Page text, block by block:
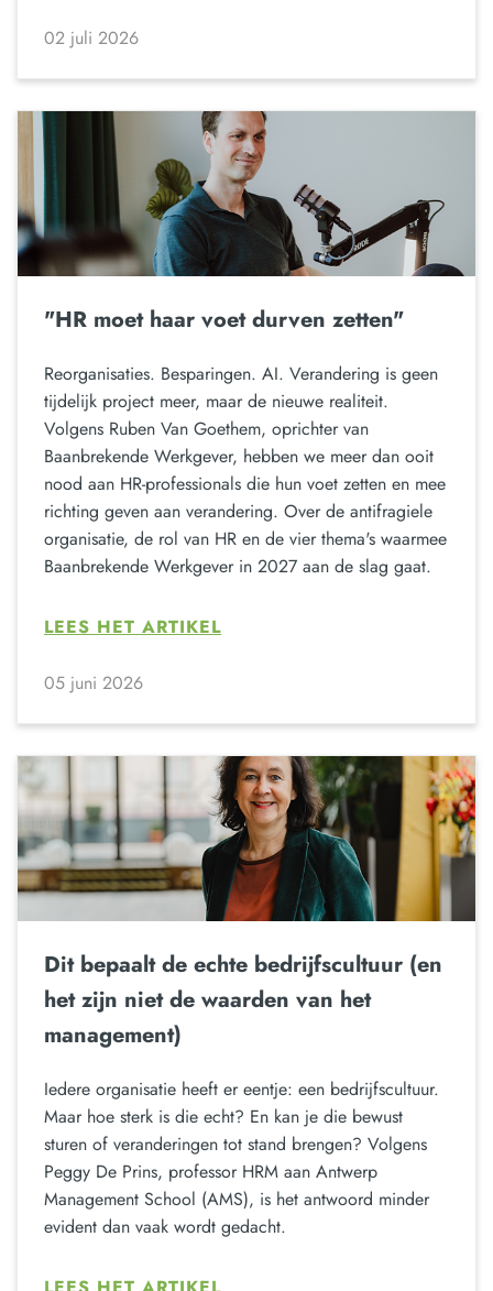
02 juli 2026
"HR moet haar voet durven zetten"
Reorganisaties. Besparingen. AI. Verandering is geen
tijdelijk project meer, maar de nieuwe realiteit.
Volgens Ruben Van Goethem, oprichter van
Baanbrekende Werkgever, hebben we meer dan ooit
nood aan HR-professionals die hun voet zetten en mee
richting geven aan verandering. Over de antifragiele
organisatie, de rol van HR en de vier thema's waarmee
Baanbrekende Werkgever in 2027 aan de slag gaat.
LEES HET ARTIKEL
05 juni 2026
Dit bepaalt de echte bedrijfscultuur (en
het zijn niet de waarden van het
management)
Iedere organisatie heeft er eentje: een bedrijfscultuur.
Maar hoe sterk is die echt? En kan je die bewust
sturen of veranderingen tot stand brengen? Volgens
Peggy De Prins, professor HRM aan Antwerp
Management School (AMS), is het antwoord minder
evident dan vaak wordt gedacht.